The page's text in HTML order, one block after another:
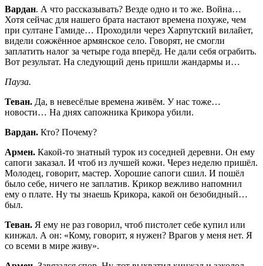
Вардан. А что рассказывать? Везде одно и то же. Война…
Хотя сейчас для нашего брата настают времена похуже, чем
при султане Гамиде… Проходили через Харпутский вилайет,
видели сожжённое армянское село. Говорят, не смогли
заплатить налог за четыре года вперёд. Не дали себя ограбить.
Вот результат. На следующий день пришли жандармы и…
Пауза.
Теван. Да, в невесёлые времена живём. У нас тоже…
новости… На днях сапожника Крикора убили.
Вардан. Кто? Почему?
Армен. Какой-то знатный турок из соседней деревни. Он ему
сапоги заказал. И чтоб из лучшей кожи. Через неделю пришёл.
Молодец, говорит, мастер. Хорошие сапоги сшил. И пошёл
было себе, ничего не заплатив. Крикор вежливо напомнил
ему о плате. Ну ты знаешь Крикора, какой он безобидный…
был.
Теван. Я ему не раз говорил, чтоб пистолет себе купил или
кинжал. А он: «Кому, говорит, я нужен? Врагов у меня нет. Я
со всеми в мире живу».